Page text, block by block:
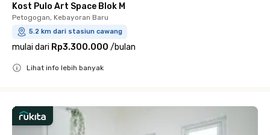
Kost Pulo Art Space Blok M
Petogogan, Kebayoran Baru
5.2 km dari stasiun cawang
mulai dari Rp3.300.000 /bulan
Lihat info lebih banyak